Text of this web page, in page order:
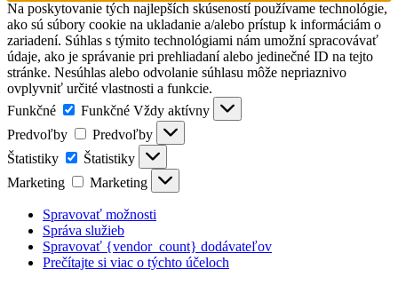
Na poskytovanie tých najlepších skúseností používame technológie,
ako sú súbory cookie na ukladanie a/alebo prístup k informáciám o
zariadení. Súhlas s týmito technológiami nám umožní spracovávať
údaje, ako je správanie pri prehliadaní alebo jedinečné ID na tejto
stránke. Nesúhlas alebo odvolanie súhlasu môže nepriaznivo
ovplyvniť určité vlastnosti a funkcie.
Funkčné
Funkčné Vždy aktívny
Predvoľby
Predvoľby
Štatistiky
Štatistiky
Marketing
Marketing
Spravovať možnosti
Správa služieb
Spravovať {vendor_count} dodávateľov
Prečítajte si viac o týchto účeloch